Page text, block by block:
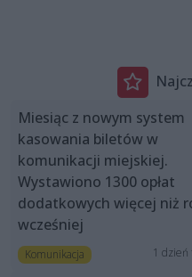
Miesiąc z nowym system
kasowania biletów w
komunikacji miejskiej.
Wystawiono 1300 opłat
dodatkowych więcej niż
wcześniej
Komunikacja 1 dzień